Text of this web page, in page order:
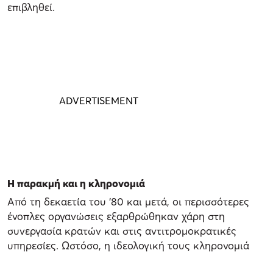
επιβληθεί.
Η παρακμή και η κληρονομιά
Από τη δεκαετία του ’80 και μετά, οι περισσότερες
ένοπλες οργανώσεις εξαρθρώθηκαν χάρη στη
συνεργασία κρατών και στις αντιτρομοκρατικές
υπηρεσίες. Ωστόσο, η ιδεολογική τους κληρονομιά